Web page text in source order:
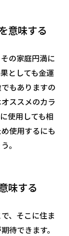
意味する
の家庭円満に
としても金運
もありますの
ススメのカラ
使用しても相
使用するにも
。
味する
、そこに住ま
待できます。